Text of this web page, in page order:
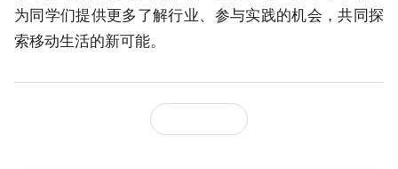
为同学们提供更多了解行业、参与实践的机会，共同探
索移动生活的新可能。